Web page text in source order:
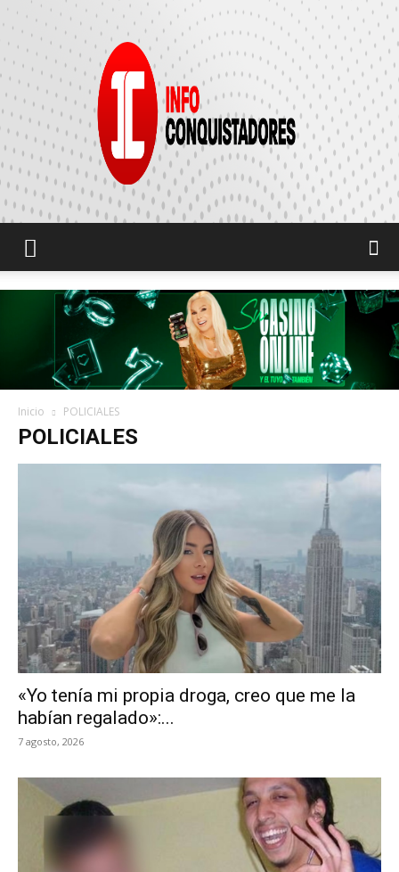
CONQUISTADORES
Inicio POLICIALES
POLICIALES
«Yo tenía mi propia droga, creo que me la
habían regalado»:...
7 agosto, 2026